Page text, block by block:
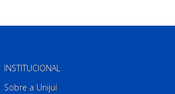
INSTITUCIONAL
Sobre a Unijuí